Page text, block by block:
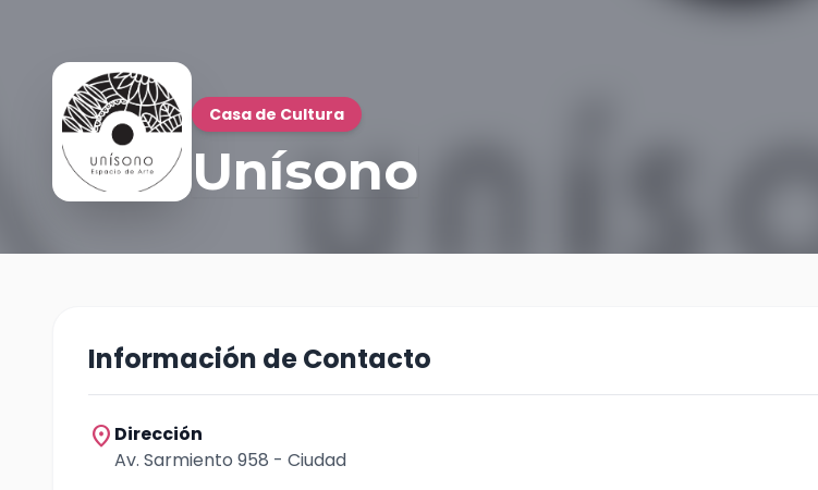
Casa de Cultura
Unísono
Información de Contacto
location_on Dirección
Av. Sarmiento 958 - Ciudad